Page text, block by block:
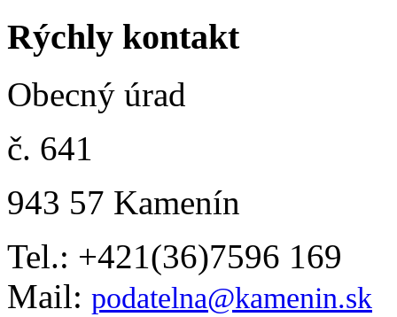
Rýchly kontakt
Obecný úrad
č. 641
943 57 Kamenín
Tel.: +421(36)7596 169
Mail: podatelna@kamenin.sk